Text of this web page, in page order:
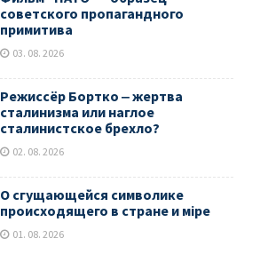
советского пропагандного
примитива
03. 08. 2026
Режиссёр Бортко ‒ жертва
сталинизма или наглое
сталинистское брехло?
02. 08. 2026
О сгущающейся символике
происходящего в стране и мiре
01. 08. 2026